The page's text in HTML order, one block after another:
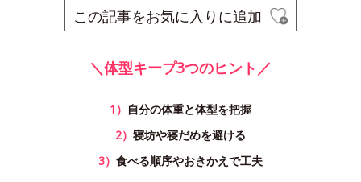
この記事をお気に入りに追加
＼体型キープ3つのヒント／
1） 自分の体重と体型を把握
2） 寝坊や寝だめを避ける
3） 食べる順序やおきかえで工夫